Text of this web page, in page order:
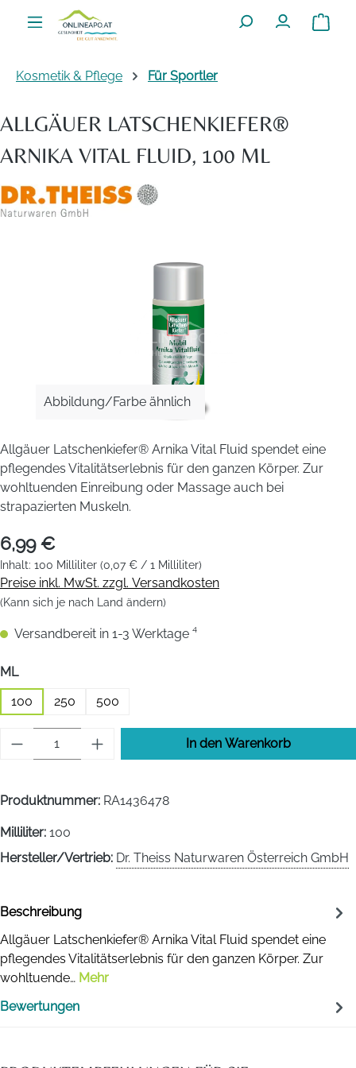
Zum Hauptinhalt springen
Kosmetik & Pflege Für Sportler
ALLGÄUER LATSCHENKIEFER®
ARNIKA VITAL FLUID, 100 ML
Abbildung/Farbe ähnlich
Allgäuer Latschenkiefer® Arnika Vital Fluid spendet eine
pflegendes Vitalitätserlebnis für den ganzen Körper. Zur
wohltuenden Einreibung oder Massage auch bei
strapazierten Muskeln.
6,99 €
Inhalt: 100 Milliliter (0,07 € / 1 Milliliter)
Preise inkl. MwSt. zzgl. Versandkosten
(Kann sich je nach Land ändern)
Versandbereit in 1-3 Werktage ⁴
ML
100
250 500
Produkt Anzahl: Gib den gewünschten
In den Warenkorb
Produktnummer: RA1436478
Milliliter: 100
Hersteller/Vertrieb: Dr. Theiss Naturwaren Österreich GmbH
Beschreibung
Allgäuer Latschenkiefer® Arnika Vital Fluid spendet eine
pflegendes Vitalitätserlebnis für den ganzen Körper. Zur
wohltuende… Mehr
Bewertungen